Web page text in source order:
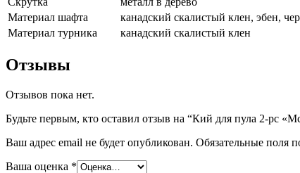
Материал шафта
канадский скалистый клен, эбен,
Материал турника
канадский скалистый клен
Отзывы
Отзывов пока нет.
Будьте первым, кто оставил отзыв на “Кий для пула 2-pc
Ваш адрес email не будет опубликован. Обязательные поля
Ваша оценка *